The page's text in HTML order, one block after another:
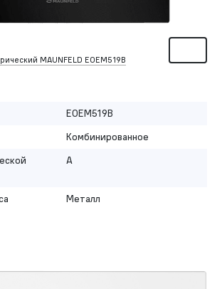
MAUNFELD EOEM519B
EOEM519B
Комбинированное
A
Металл